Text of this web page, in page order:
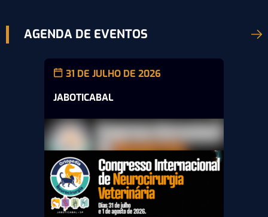
AGENDA DE EVENTOS
31 DE JULHO DE 2026
JABOTICABAL